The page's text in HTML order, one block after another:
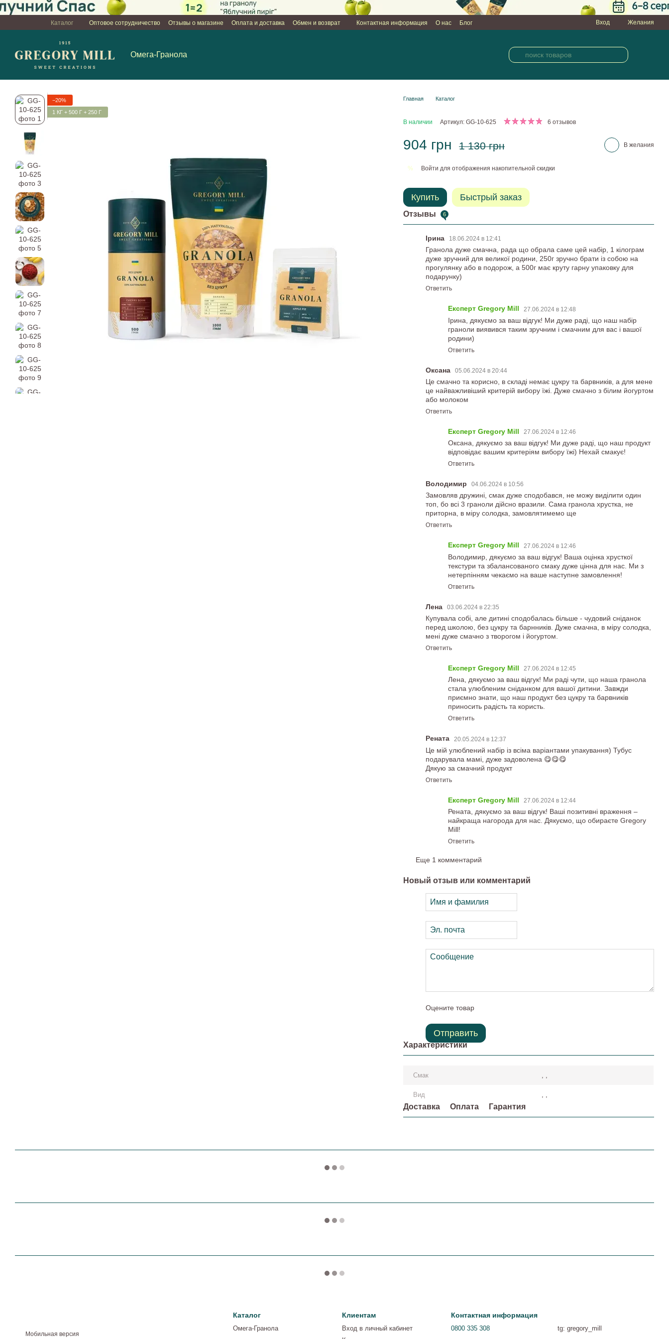
Перейти к основному контенту
Каталог Оптовое сотрудничество Отзывы о магазине Оплата и доставка Обмен и возврат Контактная информация О нас
Блог
Вход Желания
Омега-Гранола
−20%
1 КГ + 500 Г + 250 Г
Главная Каталог
В наличии Артикул: GG-10-625 6 отзывов
904 грн 1 130 грн В желания
% Войти для отображения накопительной скидки
Купить Быстрый заказ
Отзывы 6
Ірина 18.06.2024 в 12:41
Гранола дуже смачна, рада що обрала саме цей набір, 1 кілограм
дуже зручний для великої родини, 250г зручно брати із собою на
прогулянку або в подорож, а 500г має круту гарну упаковку для
подарунку)
Ответить
Експерт Gregory Mill 27.06.2024 в 12:48
Ірина, дякуємо за ваш відгук! Ми дуже раді, що наш набір
граноли виявився таким зручним і смачним для вас і вашої
родини)
Ответить
Оксана 05.06.2024 в 20:44
Це смачно та корисно, в складі немає цукру та барвників, а для мене
це найважливіший критерій вибору їжі. Дуже смачно з білим йогуртом
або молоком
Ответить
Експерт Gregory Mill 27.06.2024 в 12:46
Оксана, дякуємо за ваш відгук! Ми дуже раді, що наш продукт
відповідає вашим критеріям вибору їжі) Нехай смакує!
Ответить
Володимир 04.06.2024 в 10:56
Замовляв дружині, смак дуже сподобався, не можу виділити один
топ, бо всі 3 граноли дійсно вразили. Сама гранола хрустка, не
приторна, в міру солодка, замовлятимемо ще
Ответить
Експерт Gregory Mill 27.06.2024 в 12:46
Володимир, дякуємо за ваш відгук! Ваша оцінка хрусткої
текстури та збалансованого смаку дуже цінна для нас. Ми з
нетерпінням чекаємо на ваше наступне замовлення!
Ответить
Лена 03.06.2024 в 22:35
Купувала собі, але дитині сподобалась більше - чудовий сніданок
перед школою, без цукру та барнників. Дуже смачна, в міру солодка,
мені дуже смачно з творогом і йогуртом.
Ответить
Експерт Gregory Mill 27.06.2024 в 12:45
Лена, дякуємо за ваш відгук! Ми раді чути, що наша гранола
стала улюбленим сніданком для вашої дитини. Завжди
приємно знати, що наш продукт без цукру та барвників
приносить радість та користь.
Ответить
Рената 20.05.2024 в 12:37
Це мій улюблений набір із всіма варіантами упакування) Тубус
подарувала мамі, дуже задоволена 😋😋😋
Дякую за смачний продукт
Ответить
Експерт Gregory Mill 27.06.2024 в 12:44
Рената, дякуємо за ваш відгук! Ваші позитивні враження –
найкраща нагорода для нас. Дякуємо, що обираєте Gregory
Mill!
Ответить
Еще 1 комментарий
Новый отзыв или комментарий
Оцените товар
Отправить
Характеристики
Смак
Вид
Доставка Оплата Гарантия
Мобильная версия
Каталог
Омега-Гранола
Клиентам
Вход в личный кабинет
Контактная информация
0800 335 308
tg: gregory_mill